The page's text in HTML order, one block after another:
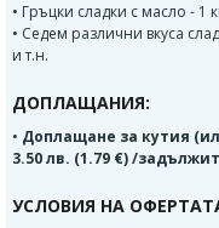
• Гръцки сладки с масло - 1
• Седем различни вкуса
и т.н.
ДОПЛАЩАНИЯ:
• Доплащане за кутия
3.50 лв. (1.79 €) /
УСЛОВИЯ НА